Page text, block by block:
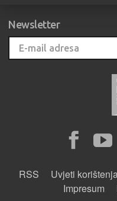
Newsletter
RSS Uvjeti
Impresum